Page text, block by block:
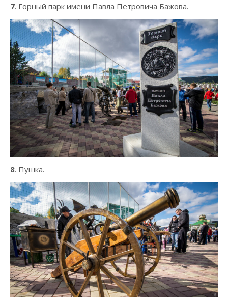
7. Горный парк имени Павла Петровича Бажова.
8. Пушка.